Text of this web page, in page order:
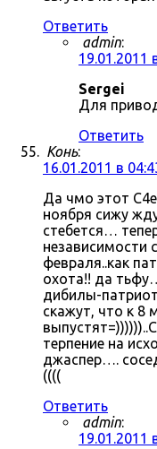
Ответить
admin:
19.01.2011
Sergei
Для
Ответить
Конь:
16.01.2011 в
Да чмо этот
ноября сижу
стебется…
независимости
февраля..как
охота!! да
дибилы-
скажут, что к 8
терпение на
джаспер….
((((
Ответить
admin:
19.01.2011